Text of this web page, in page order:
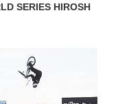
SERIES HIROSH